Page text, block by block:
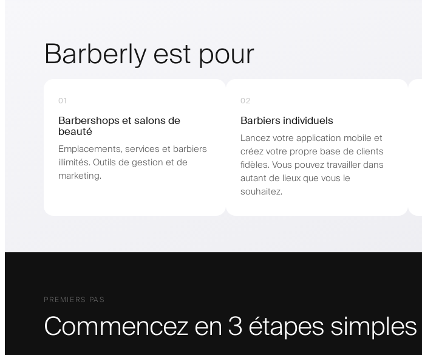
Barberly est pour
01
Barbershops et salons de
beauté
Emplacements, services et barbiers
illimités. Outils de gestion et de
marketing.
02
Barbiers individuels
Lancez votre application mobile et
créez votre propre base de clients
fidèles. Vous pouvez travailler dans
autant de lieux que vous le
souhaitez.
PREMIERS PAS
Commencez en 3 étapes simples